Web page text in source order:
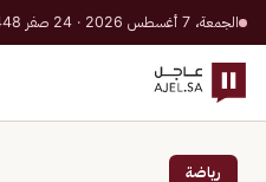
الجمعة، 7 أغسطس 2026 · 24 صفر 1448 هـ
رياضة